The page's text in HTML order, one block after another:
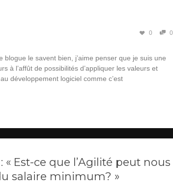
0 0
le savent bien, j’aime penser que je suis une
à l’affût de possibilités d’appliquer les valeurs et
développement logiciel comme c’est
Est-ce que l’Agilité peut nous
salaire minimum? »